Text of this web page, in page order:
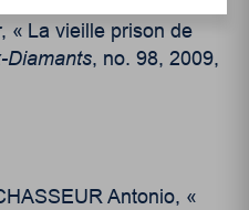
« La vieille prison de
Diamants, no. 98, 2009,
Antonio, «